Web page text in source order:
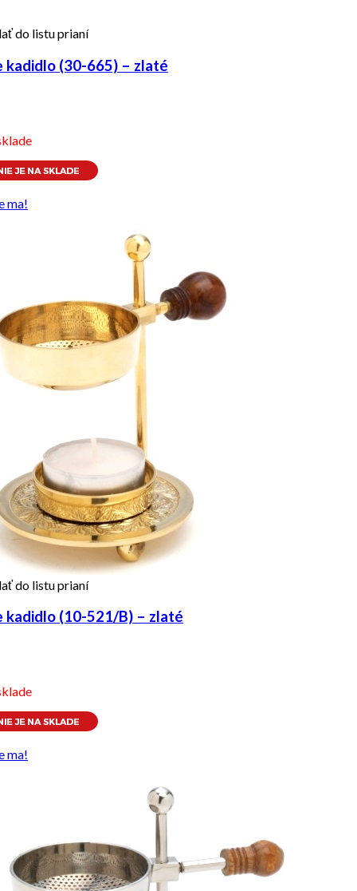
do listu prianí
kadidlo (30-665) – zlaté
ma!
do listu prianí
kadidlo (10-521/B) – zlaté
ma!